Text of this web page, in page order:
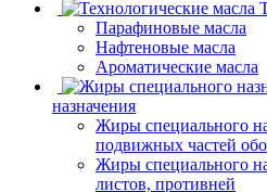
Парафиновые масла
Нафтеновые масла
Ароматические масла
назначения
Жиры специального
подвижных частей
Жиры специального
листов, противней